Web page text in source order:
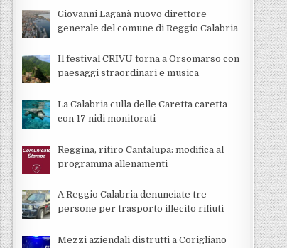
Giovanni Laganà nuovo direttore
generale del comune di Reggio Calabria
Il festival CRIVU torna a Orsomarso con
paesaggi straordinari e musica
La Calabria culla delle Caretta caretta
con 17 nidi monitorati
Reggina, ritiro Cantalupa: modifica al
programma allenamenti
A Reggio Calabria denunciate tre
persone per trasporto illecito rifiuti
Mezzi aziendali distrutti a Corigliano